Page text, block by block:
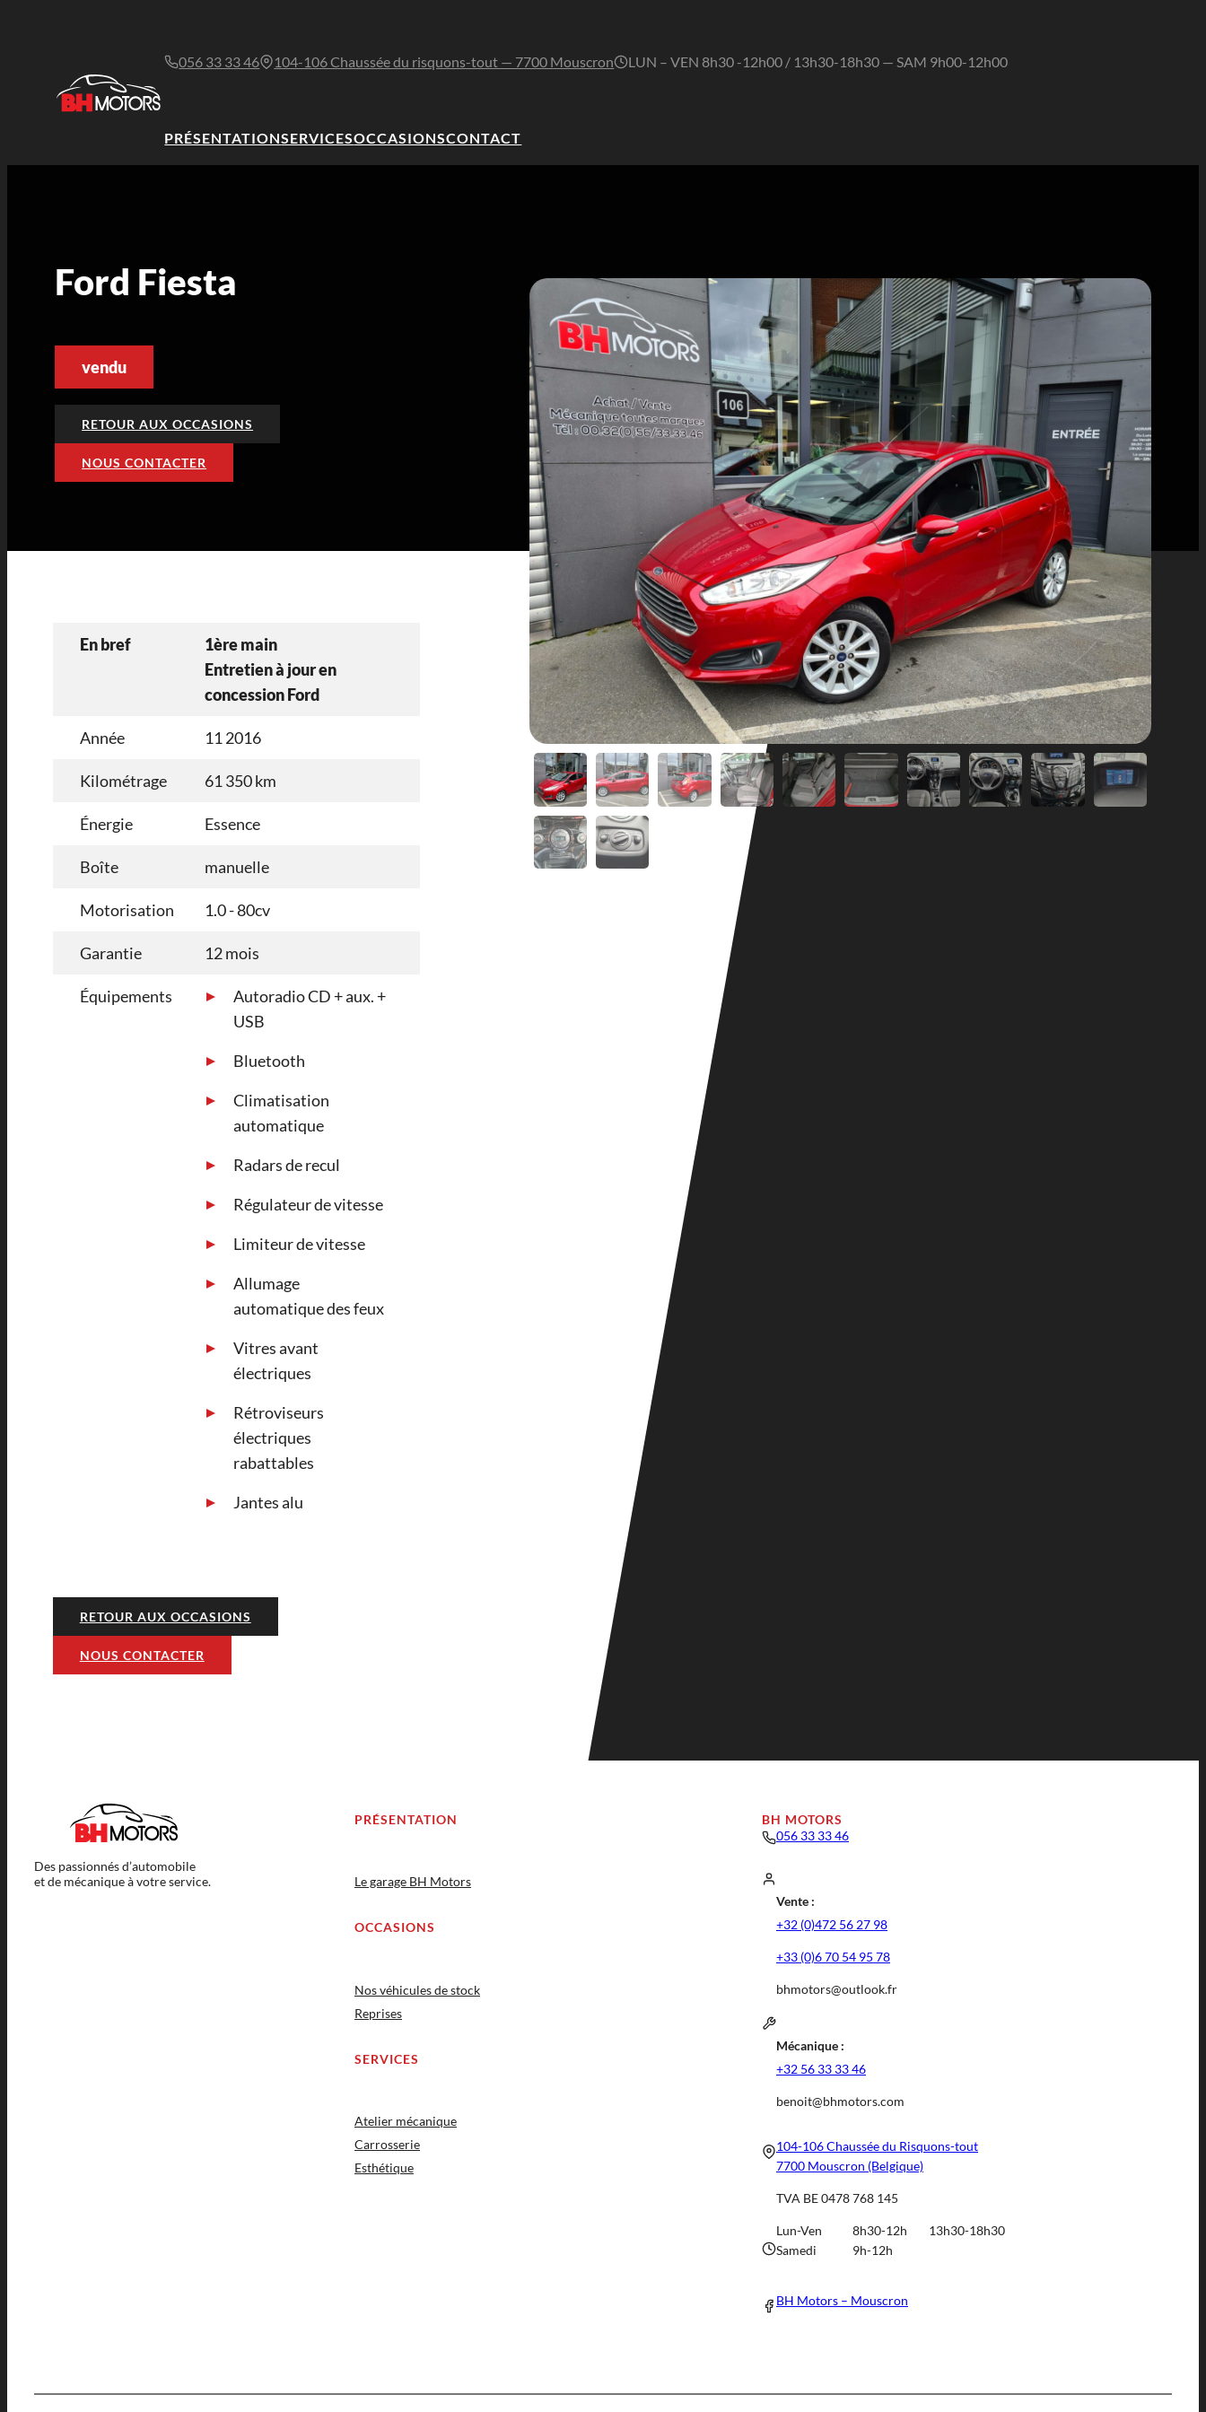
056 33 33 46 104-106 Chaussée du risquons-tout — 7700 Mouscron LUN – VEN 8h30 -12h00 / 13h30-18h30 — SAM 9h00-12h00
PRÉSENTATIONSERVICESOCCASIONSCONTACT
Ford Fiesta
vendu
RETOUR AUX OCCASIONS
NOUS CONTACTER
En bref
1ère main
Entretien à jour en
concession Ford
Année 11 2016
Kilométrage 61 350 km
Énergie Essence
Boîte manuelle
Motorisation 1.0 - 80cv
Garantie 12 mois
Équipements
Autoradio CD + aux. +
USB
Bluetooth
Climatisation
automatique
Radars de recul
Régulateur de vitesse
Limiteur de vitesse
Allumage
automatique des feux
Vitres avant
électriques
Rétroviseurs
électriques
rabattables
Jantes alu
RETOUR AUX OCCASIONS
NOUS CONTACTER
Des passionnés d’automobile
et de mécanique à votre service.
PRÉSENTATION
Le garage BH Motors
OCCASIONS
Nos véhicules de stock
Reprises
SERVICES
Atelier mécanique
Carrosserie
Esthétique
BH MOTORS
056 33 33 46
Vente :
+32 (0)472 56 27 98
+33 (0)6 70 54 95 78
bhmotors@outlook.fr
Mécanique :
+32 56 33 33 46
benoit@bhmotors.com
104-106 Chaussée du Risquons-tout
7700 Mouscron (Belgique)
TVA BE 0478 768 145
Lun-Ven 8h30-12h
13h30-18h30
Samedi
9h-12h
BH Motors – Mouscron